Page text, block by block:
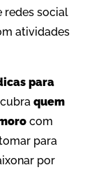
redes social
atividades
para
quem
com
para
por